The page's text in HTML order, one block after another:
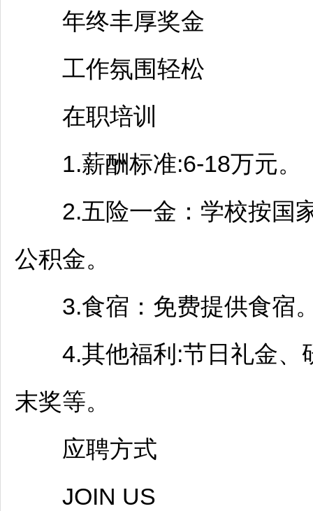
年终丰厚奖金
工作氛围轻松
在职培训
1.薪酬标准:6-18万元。
2.五险一金：学校按国
公积金。
3.食宿：免费提供食宿
4.其他福利:节日礼金、
末奖等。
应聘方式
JOIN US